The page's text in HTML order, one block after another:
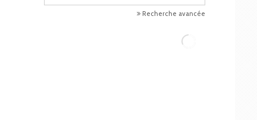
Recherche avancée